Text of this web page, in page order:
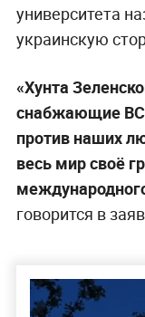
университета
украинскую
«Хунта
снабжающие
против наших
весь мир своё
говорится в